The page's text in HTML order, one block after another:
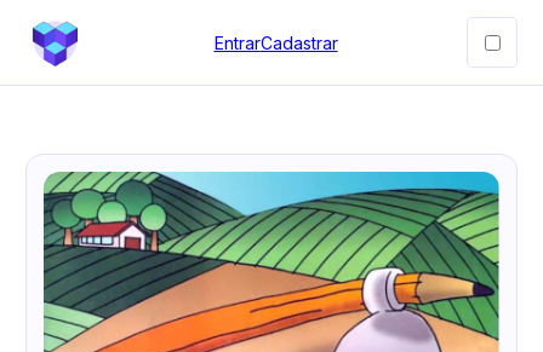
EntrarCadastrar